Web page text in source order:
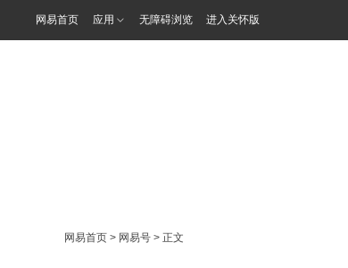
网易首页 应用 无障碍浏览 进入关怀版
网易首页 > 网易号 > 正文